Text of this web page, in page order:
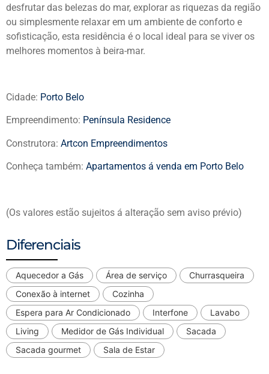
desfrutar das belezas do mar, explorar as riquezas da região
ou simplesmente relaxar em um ambiente de conforto e
sofisticação, esta residência é o local ideal para se viver os
melhores momentos à beira-mar.
Cidade: Porto Belo
Empreendimento: Península Residence
Construtora: Artcon Empreendimentos
Conheça também: Apartamentos á venda em Porto Belo
(Os valores estão sujeitos á alteração sem aviso prévio)
Diferenciais
Aquecedor a Gás Área de serviço
Churrasqueira
Conexão à internet
Cozinha
Espera para Ar Condicionado
Interfone
Lavabo
Living
Medidor de Gás Individual
Sacada
Sacada gourmet
Sala de Estar